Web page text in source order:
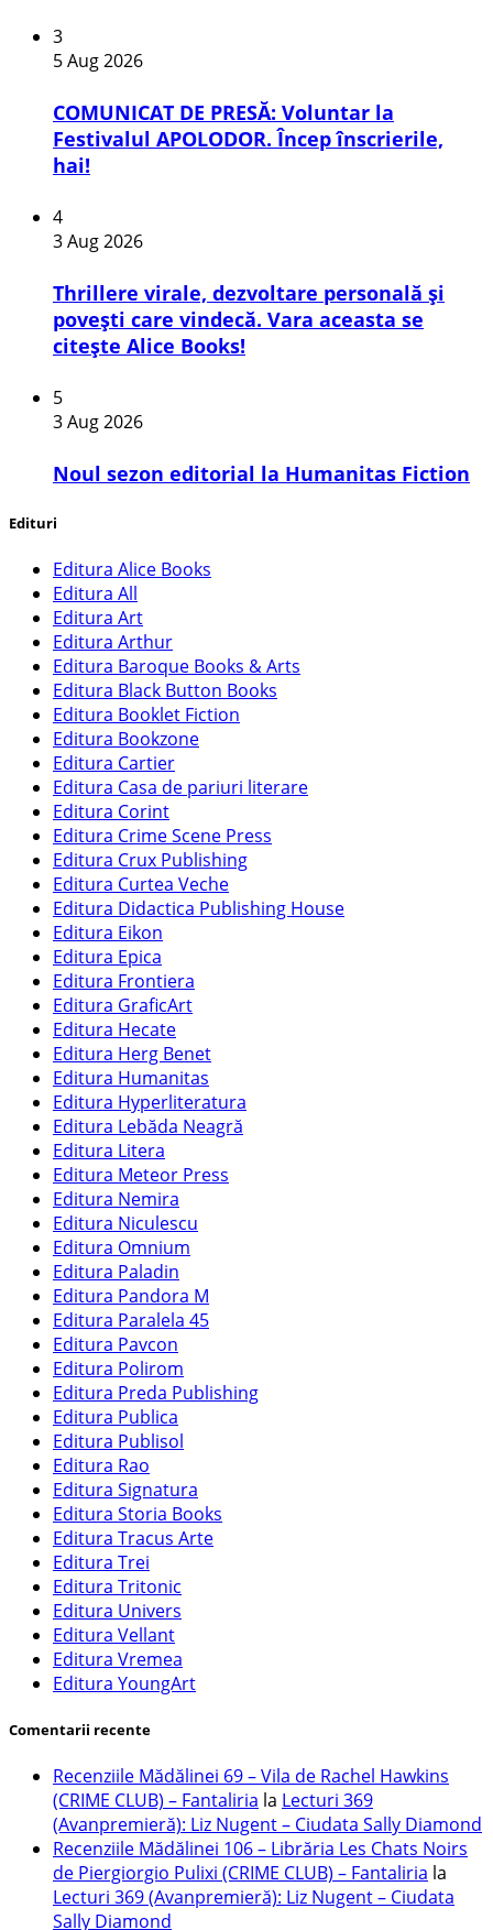
3
5 Aug 2026
COMUNICAT DE PRESĂ: Voluntar la
Festivalul APOLODOR. Încep înscrierile,
hai!
4
3 Aug 2026
Thrillere virale, dezvoltare personală și
povești care vindecă. Vara aceasta se
citește Alice Books!
5
3 Aug 2026
​Noul sezon editorial la Humanitas Fiction
Edituri
Editura Alice Books
Editura All
Editura Art
Editura Arthur
Editura Baroque Books & Arts
Editura Black Button Books
Editura Booklet Fiction
Editura Bookzone
Editura Cartier
Editura Casa de pariuri literare
Editura Corint
Editura Crime Scene Press
Editura Crux Publishing
Editura Curtea Veche
Editura Didactica Publishing House
Editura Eikon
Editura Epica
Editura Frontiera
Editura GraficArt
Editura Hecate
Editura Herg Benet
Editura Humanitas
Editura Hyperliteratura
Editura Lebăda Neagră
Editura Litera
Editura Meteor Press
Editura Nemira
Editura Niculescu
Editura Omnium
Editura Paladin
Editura Pandora M
Editura Paralela 45
Editura Pavcon
Editura Polirom
Editura Preda Publishing
Editura Publica
Editura Publisol
Editura Rao
Editura Signatura
Editura Storia Books
Editura Tracus Arte
Editura Trei
Editura Tritonic
Editura Univers
Editura Vellant
Editura Vremea
Editura YoungArt
Comentarii recente
Recenziile Mădălinei 69 – Vila de Rachel Hawkins
(CRIME CLUB) – Fantaliria la Lecturi 369
(Avanpremieră): Liz Nugent – Ciudata Sally Diamond
Recenziile Mădălinei 106 – Librăria Les Chats Noirs
de Piergiorgio Pulixi (CRIME CLUB) – Fantaliria la
Lecturi 369 (Avanpremieră): Liz Nugent – Ciudata
Sally Diamond